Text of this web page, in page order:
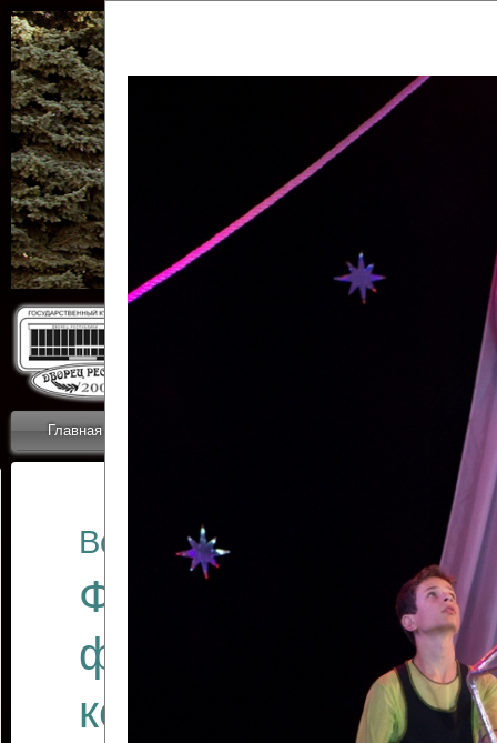
Главная
ОТЧЕТЫ ГКЦ
Все отчеты
Финал
фестиваля
коллективов